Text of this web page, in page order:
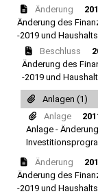
Änderung
Änderung des
-2019 und
Beschluss
Änderung des
-2019 und
Anlagen (1)
Anlage
Anlage -
Änderung
Änderung des
-2019 und